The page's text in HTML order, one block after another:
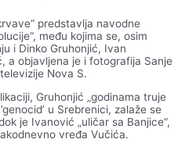
predstavlja navodne
među kojima se, osim
i Dinko Gruhonjić, Ivan
a objavljena je i fotografija Sanje
Nova S.
Gruhonjić „godinama truje
u Srebrenici, zalaže se
je Ivanović „uličar sa Banjice“,
vređa Vučića.